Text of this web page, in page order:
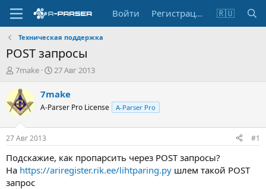
Войти Регистрация 🇷🇺
Техническая поддержка
POST запросы
А
т
о
р
т
е
м
ы
7make
Д
т
н
а
л
а
27 Авг 2013
7make
A-Parser Pro License A-Parser Pro
27 Авг 2013 #1
Подскажие, как пропарсить через POST запросы?
На https://ariregister.rik.ee/lihtparing.py шлем такой POST
запрос